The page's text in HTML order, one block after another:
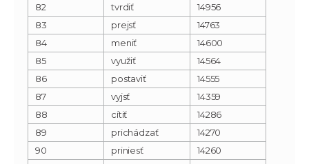
82
tvrdiť
14956
83
prejsť
14763
84
meniť
14600
85
využiť
14564
86
postaviť
14555
87
vyjsť
14359
88
cítiť
14286
89
prichádzať
14270
90
priniesť
14260